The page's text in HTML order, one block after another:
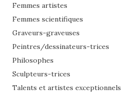
Femmes artistes
Femmes scientifiques
Graveurs-graveuses
Peintres/dessinateurs-trices
Philosophes
Sculpteurs-trices
Talents et artistes exceptionnels